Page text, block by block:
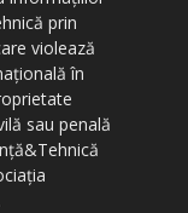
prin
violează
în
sau penală